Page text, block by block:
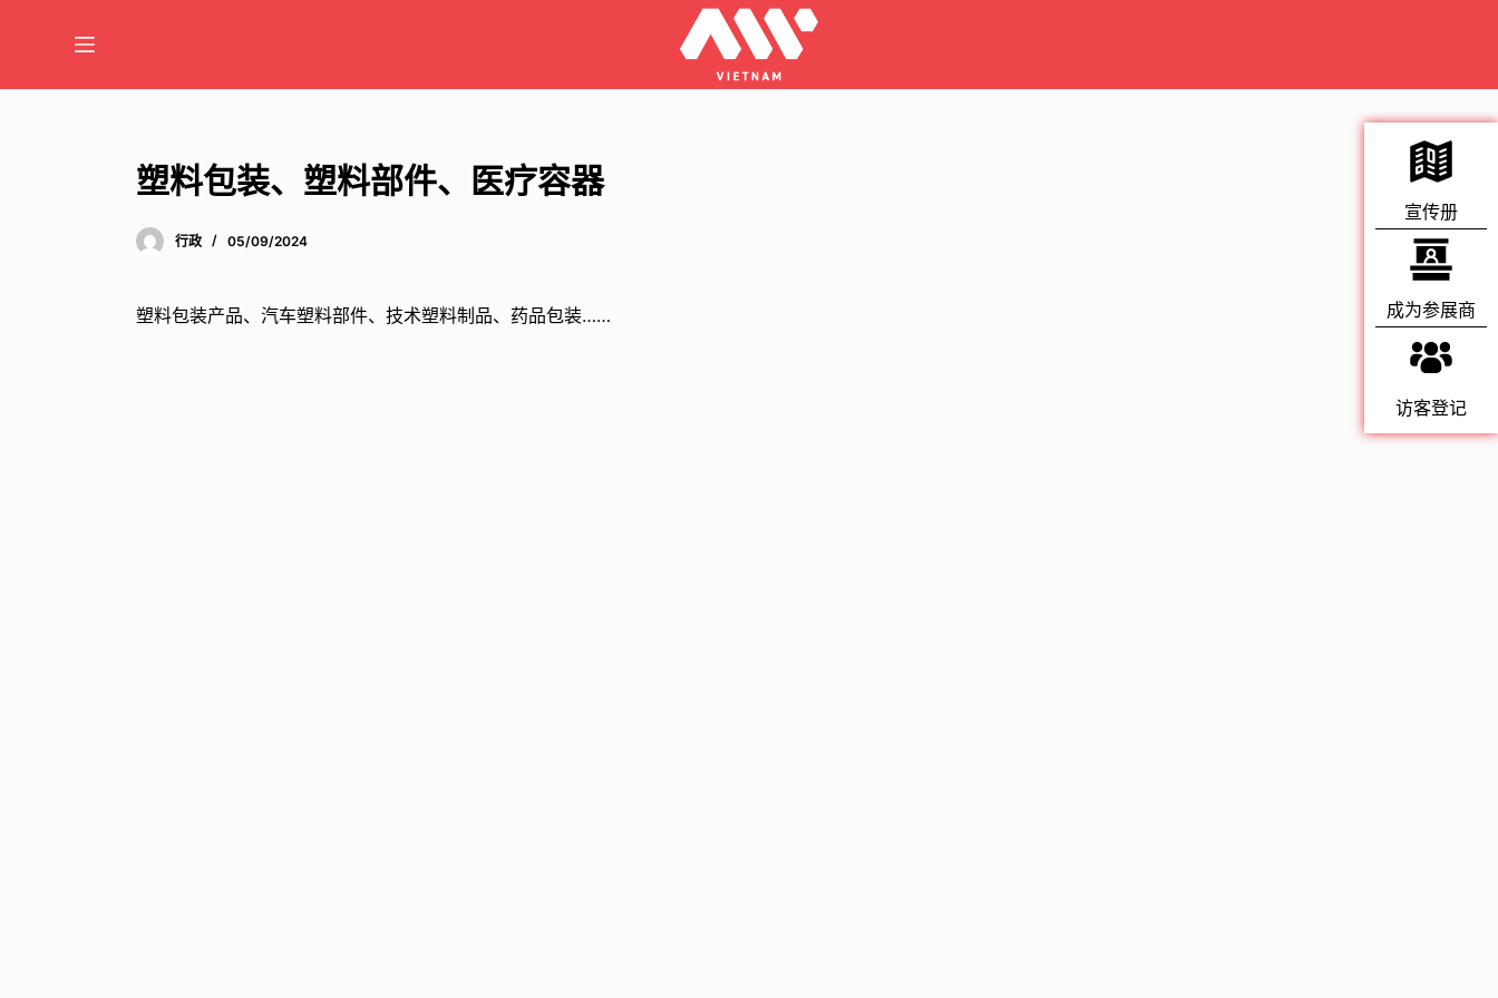
内
塑料包装、塑料部件、医疗容器
行政 05/09/2024
塑料包装产品、汽车塑料部件、技术塑料制品、药品包装……
宣传册
成为参展商
访客登记